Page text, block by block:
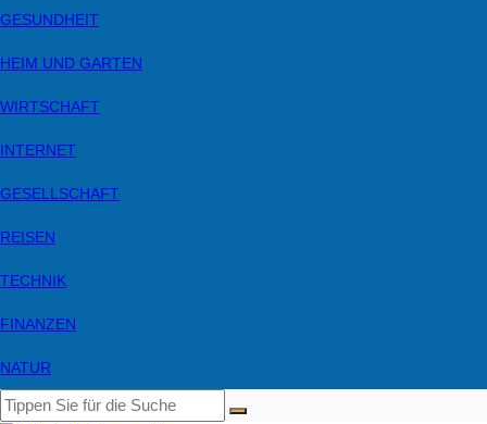
GESUNDHEIT
HEIM UND GARTEN
WIRTSCHAFT
INTERNET
GESELLSCHAFT
REISEN
TECHNIK
FINANZEN
NATUR